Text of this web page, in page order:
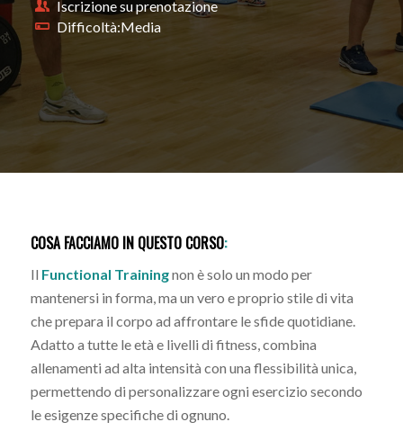
Iscrizione su prenotazione
Difficoltà:Media
COSA FACCIAMO IN QUESTO CORSO:
Il Functional Trainingnon è solo un modo per
mantenersi in forma, ma un vero e proprio stile di vita
che prepara il corpo ad affrontare le sfide quotidiane.
Adatto a tutte le età e livelli di fitness, combina
allenamenti ad alta intensità con una flessibilità unica,
permettendo di personalizzare ogni esercizio secondo
le esigenze specifiche di ognuno.